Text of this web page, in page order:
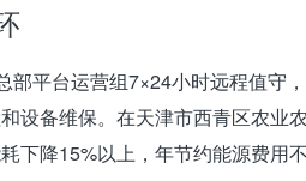
平台运营组7×24小时远程值守
设备维保。在天津市西青区农业
下降15%以上，年节约能源费用